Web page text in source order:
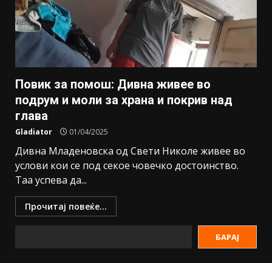
Повик за помош: Дивна живее во
подрум и моли за храна и покрив над
глава
Gladiator 01/04/2025
Дивна Младеновска од Свети Николе живее во
услови кои се под секое човечко достоинство.
Таа успева да...
Прочитај повеќе...
БАРАЈ